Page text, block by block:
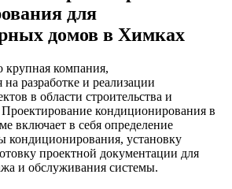
для
домов в Химках
компания,
разработке и реализации
в области строительства и
кондиционирования в
включает в себя определение
кондиционирования, установку
проектной документации для
и обслуживания системы.